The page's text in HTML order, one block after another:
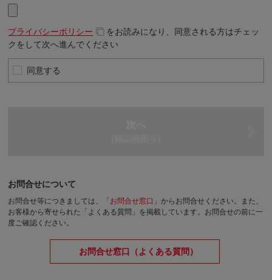
プライバシーポリシー
をお読みになり、同意される方はチェッ
クをして次へ進んでください
同意する
お問合せについて
お問合せ等につきましては、「 お問合せ窓口 」からお問合せください。
また、
お客様から寄せられた「よくある質問」を掲載しています。お問合せの前に一
度ご確認ください。
お問合せ窓口（よくある質問）